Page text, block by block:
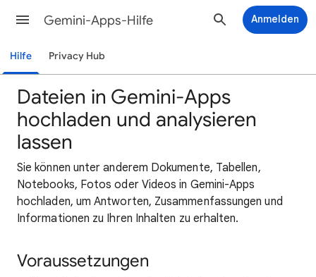
Gemini-Apps-Hilfe Anmelden
Hilfe Privacy Hub
Dateien in Gemini-Apps
hochladen und analysieren
lassen
Sie können unter anderem Dokumente, Tabellen,
Notebooks, Fotos oder Videos in Gemini-Apps
hochladen, um Antworten, Zusammenfassungen und
Informationen zu Ihren Inhalten zu erhalten.
Voraussetzungen